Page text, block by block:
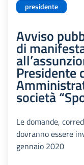
presidente
Avviso
di
Presidente
società
Le domande,
dovranno essere
gennaio 2020